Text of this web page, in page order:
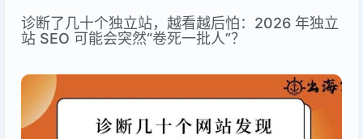
诊断了几十个独立站，越看越后怕：2026 年独立
站 SEO 可能会突然“卷死一批人”？